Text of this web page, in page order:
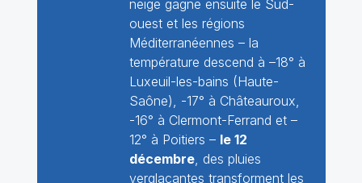
neige gagne ensuite le Sud-
ouest et les régions
Méditerranéennes – la
température descend à –18° à
Luxeuil-les-bains (Haute-
Saône), -17° à Châteauroux,
-16° à Clermont-Ferrand et –
12° à Poitiers – le 12
décembre, des pluies
verglaçantes transforment les